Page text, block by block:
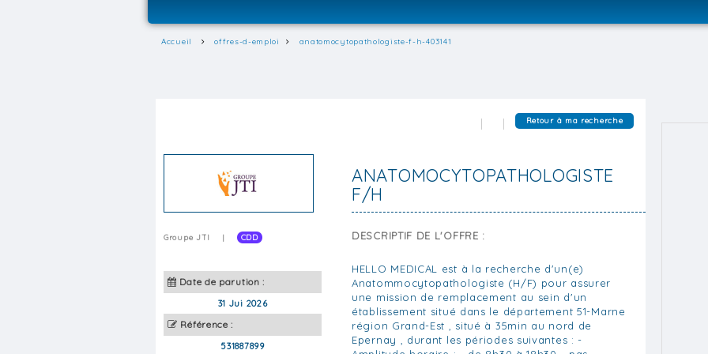
Accueil offres-d-emploi anatomocytopathologiste-f-h-403141
Retour à ma recherche
ANATOMOCYTOPATHOLOGISTE
F/H
Groupe JTI | CDD
Date de parution :
31 Jui 2026
Référence :
531887899
DESCRIPTIF DE L'OFFRE :
HELLO MEDICAL est à la recherche d'un(e)
Anatommocytopathologiste (H/F) pour assurer
une mission de remplacement au sein d'un
établissement situé dans le département 51-Marne
région Grand-Est , situé à 35min au nord de
Epernay , durant les périodes suivantes : -